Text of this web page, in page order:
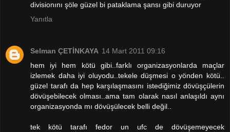
divisionını şöle güzel bi pataklama şansı gibi duruyor
Yanıtla
Selman ÇETİNKAYA 14 Mart 2011 09:16
hem iyi hem kötü gibi..farklı organizasyonlarda maçlar
izlemek daha iyi oluyodu..tekele düşmesi o yönden kötü..
güzel tarafı da hep karşılaşmasını istediğimiz dövüşçülerin
dövüşebilecek olması..ama tam olarak nasıl anlaşıldı aynı
organizasyonda mı dövüşülecek belli değil..
tek kötü tarafı fedor un ufc de dövüşemeyecek